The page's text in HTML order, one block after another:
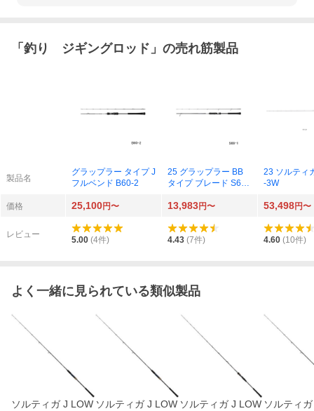
「 釣り ジギングロッド 」の売れ筋製品
製品名
グラップラー タイプ J
フルベンド B60-2
25 グラップラー BB
タイプ ブレード S68-
23 ソルティ
-3W
価格 25,100円〜 13,983円〜 53,498円〜
レビュー
5.00 (4件) 4.43 (7件) 4.60 (10件)
よく一緒に見られている類似製品
ソルティガ J LOW ソルティガ J LOW ソルティガ J LOW ソルティ